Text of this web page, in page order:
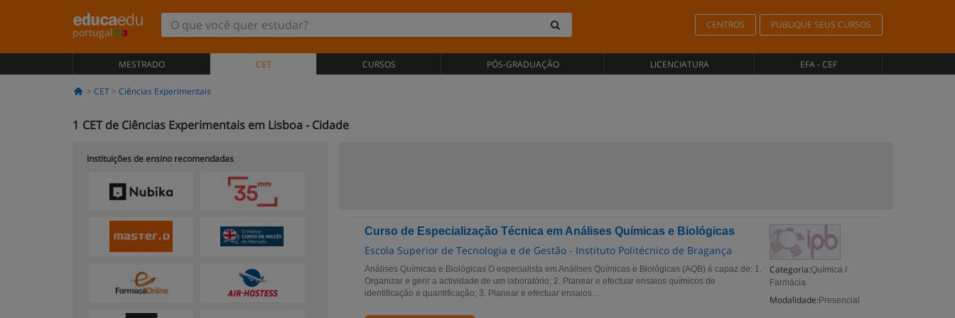
portugal
CENTROS PUBLIQUE SEUS CURSOS
MESTRADO CET CURSOS PÓS-GRADUAÇÃO LICENCIATURA EFA - CEF
CET Ciências Experimentais
1 CET de Ciências Experimentais em Lisboa - Cidade
Curso de Especialização Técnica em Análises Químicas e Biológicas
Escola Superior de Tecnologia e de Gestão - Instituto Politécnico de Bragança
Categoria:Química /
Farmácia
Modalidade: Presencial
Análises Químicas e Biológicas O especialista em Análises Químicas e Biológicas (AQB) é capaz de: 1.
Organizar e gerir a actividade de um laboratório; 2. Planear e efectuar ensaios químicos de
identificação e quantificação; 3. Planear e efectuar ensaios...
Instituições de ensino recomendadas